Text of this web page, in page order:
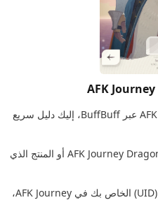
للحصول على أرخص شحن AFK Journey عبر BuffBuff، إليك دليل سريع
الخطوة الأولى: اختر كمية AFK Journey Dragon Crystals أو المنتج الذي
الخطوة الثانية: أدخل معرف الحساب (UID) الخاص بك في AFK Journey،